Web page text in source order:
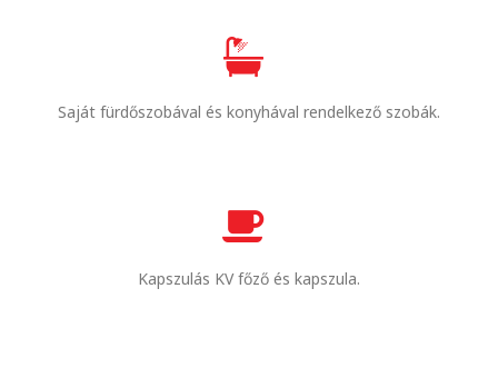
Saját fürdőszobával és konyhával rendelkező szobák.
Kapszulás KV főző és kapszula.